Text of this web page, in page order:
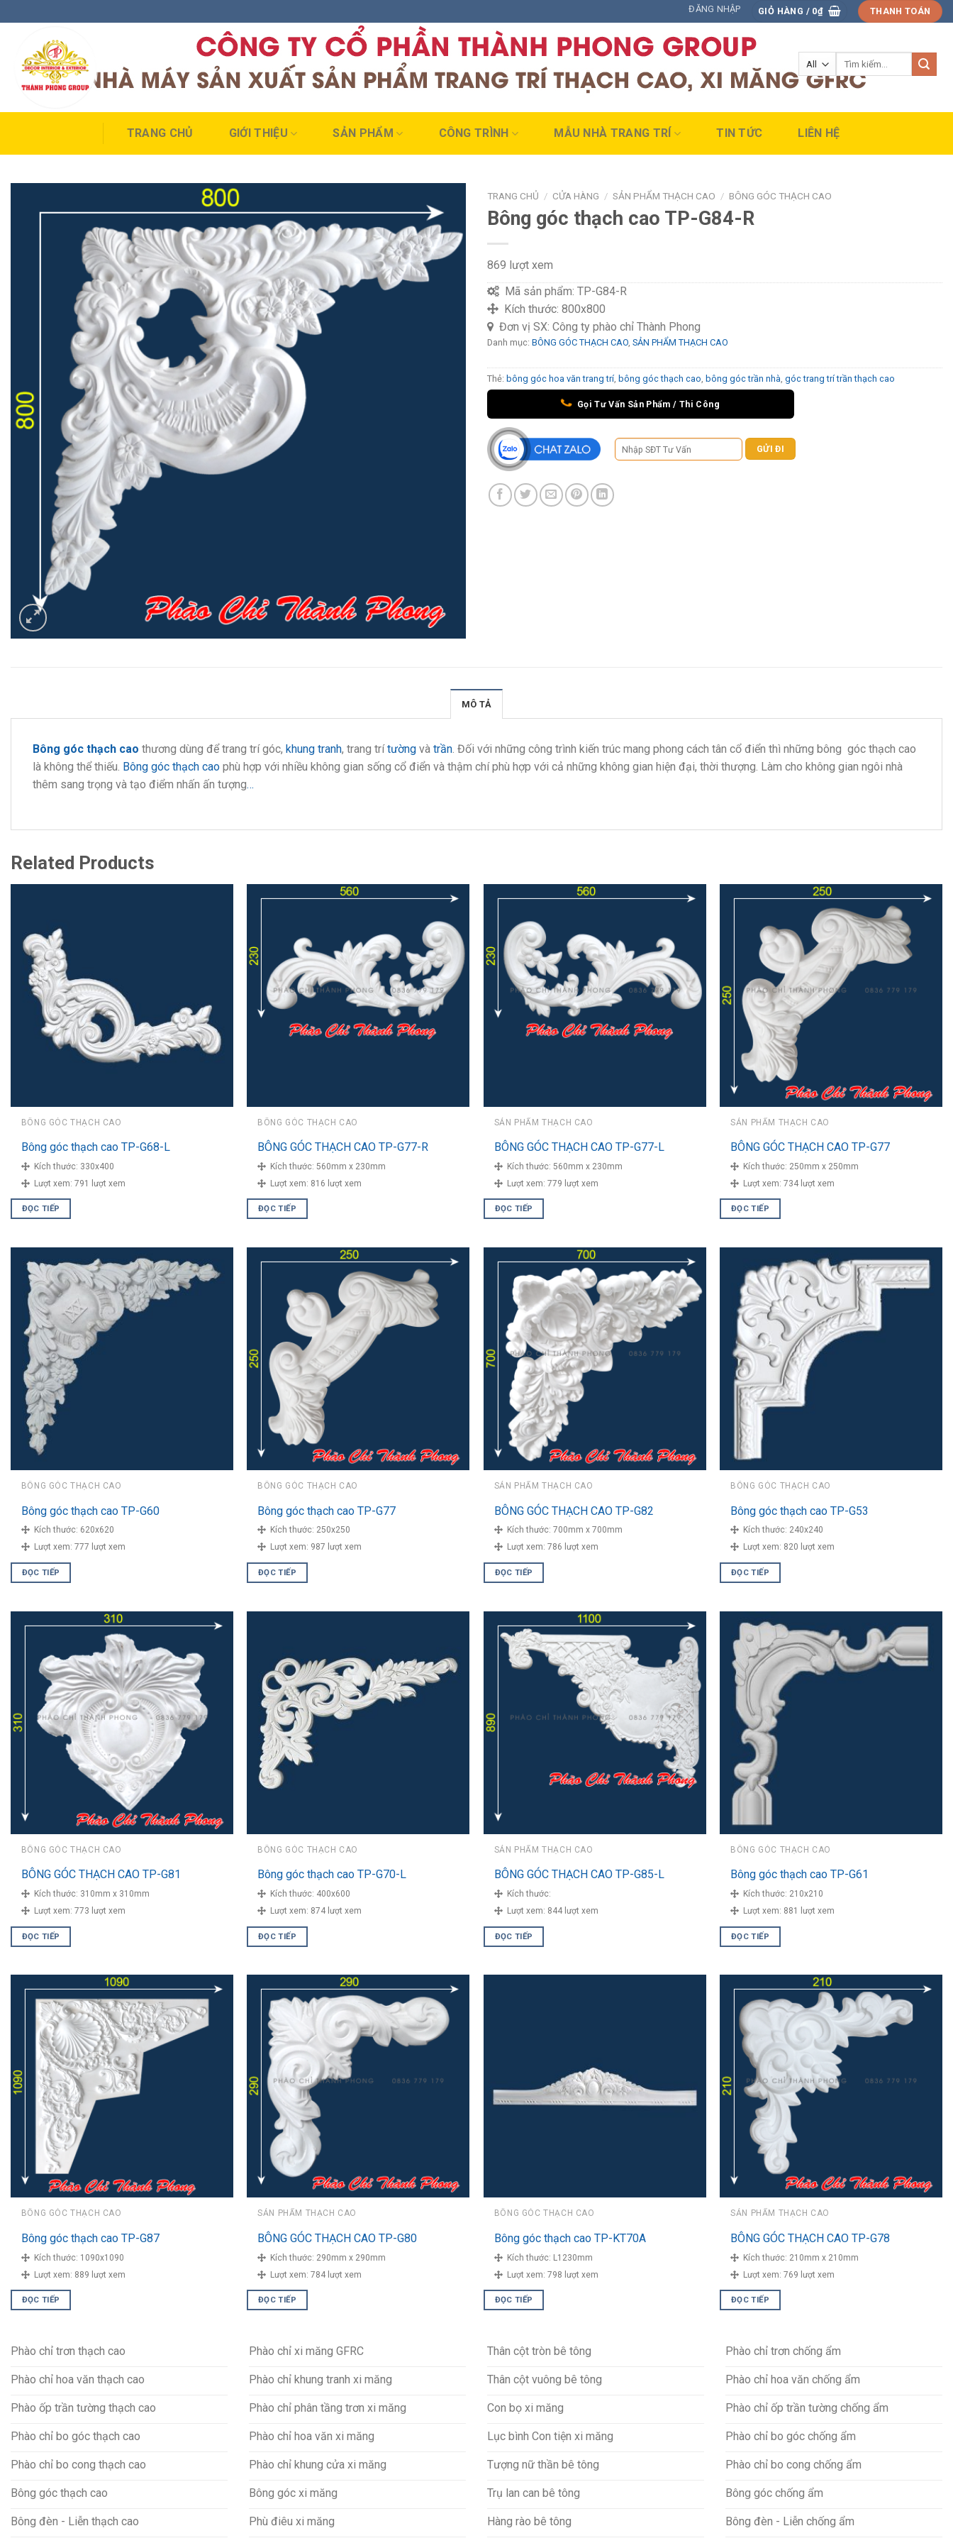
to
ĐĂNG NHẬP GIỎ HÀNG / 0₫ THANH TOÁN
TRANG CHỦ GIỚI THIỆU SẢN PHẨM CÔNG TRÌNH MẪU NHÀ TRANG TRÍ TIN TỨC LIÊN HỆ
TRANG CHỦ / CỬA HÀNG / SẢN PHẨM THẠCH CAO / BÔNG GÓC THẠCH CAO
Bông góc thạch cao TP-G84-R
869 lượt xem
Mã sản phẩm: TP-G84-R
Kích thước: 800x800
Đơn vị SX: Công ty phào chỉ Thành Phong
Danh mục: BÔNG GÓC THẠCH CAO SẢN PHẨM THẠCH CAO
Thẻ: bông góc hoa văn trang trí bông góc thạch cao bông góc trần nhà góc trang trí trần thạch cao
Gọi Tư Vấn Sản Phẩm / Thi Công
MÔ TẢ
Bông góc thạch cao thương dùng để trang trí góc, khung tranh, trang trítường và trần. Đối với những công trình kiến trúc mang phong cách tân cổ điển thì những bông góc thạch cao
là không thể thiếu. Bông góc thạch cao phù hợp với nhiều không gian sống cổ điển và thậm chí phù hợp với cả những không gian hiện đại, thời thượng. Làm cho không gian ngôi nhà
thêm sang trọng và tạo điểm nhấn ấn tượng…
Related Products
BÔNG GÓC THẠCH CAO
Bông góc thạch cao TP-G68-L
Kích thước: 330x400
Lượt xem: 791 lượt xem
ĐỌC TIẾP
BÔNG GÓC THẠCH CAO
BÔNG GÓC THẠCH CAO TP-G77-R
Kích thước:560mm x 230mm
Lượt xem: 816 lượt xem
ĐỌC TIẾP
SẢN PHẨM THẠCH CAO
BÔNG GÓC THẠCH CAO TP-G77-L
Kích thước: 560mm x 230mm
Lượt xem: 779 lượt xem
ĐỌC TIẾP
SẢN PHẨM THẠCH CAO
BÔNG GÓC THẠCH CAO TP-G77
Kích thước: 250mm x 250mm
Lượt xem:734 lượt xem
ĐỌC TIẾP
BÔNG GÓC THẠCH CAO
Bông góc thạch cao TP-G60
Kích thước: 620x620
Lượt xem: 777 lượt xem
ĐỌC TIẾP
BÔNG GÓC THẠCH CAO
Bông góc thạch cao TP-G77
Kích thước: 250x250
Lượt xem: 987 lượt xem
ĐỌC TIẾP
SẢN PHẨM THẠCH CAO
BÔNG GÓC THẠCH CAO TP-G82
Kích thước: 700mm x 700mm
Lượt xem: 786 lượt xem
ĐỌC TIẾP
BÔNG GÓC THẠCH CAO
Bông góc thạch cao TP-G53
Kích thước: 240x240
Lượt xem: 820 lượt xem
ĐỌC TIẾP
BÔNG GÓC THẠCH CAO
BÔNG GÓC THẠCH CAO TP-G81
Kích thước: 310mm x 310mm
Lượt xem: 773 lượt xem
ĐỌC TIẾP
BÔNG GÓC THẠCH CAO
Bông góc thạch cao TP-G70-L
Kích thước: 400x600
Lượt xem: 874 lượt xem
ĐỌC TIẾP
SẢN PHẨM THẠCH CAO
BÔNG GÓC THẠCH CAO TP-G85-L
Kích thước:
Lượt xem: 844 lượt xem
ĐỌC TIẾP
BÔNG GÓC THẠCH CAO
Bông góc thạch cao TP-G61
Kích thước: 210x210
Lượt xem: 881 lượt xem
ĐỌC TIẾP
BÔNG GÓC THẠCH CAO
Bông góc thạch cao TP-G87
Kích thước: 1090x1090
Lượt xem: 889 lượt xem
ĐỌC TIẾP
SẢN PHẨM THẠCH CAO
BÔNG GÓC THẠCH CAO TP-G80
Kích thước: 290mm x 290mm
Lượt xem:784 lượt xem
ĐỌC TIẾP
BÔNG GÓC THẠCH CAO
Bông góc thạch cao TP-KT70A
Kích thước: L1230mm
Lượt xem: 798 lượt xem
ĐỌC TIẾP
SẢN PHẨM THẠCH CAO
BÔNG GÓC THẠCH CAO TP-G78
Kích thước: 210mm x 210mm
Lượt xem:769 lượt xem
ĐỌC TIẾP
Phào chỉ trơn thạch cao
Phào chỉ hoa văn thạch cao
Phào ốp trần tường thạch cao
Phào chỉ bo góc thạch cao
Phào chỉ bo cong thạch cao
Bông góc thạch cao
Bông đèn - Liễn thạch cao
Phào chỉ xi măng GFRC
Phào chỉ khung tranh xi măng
Phào chỉ phân tầng trơn xi măng
Phào chỉ hoa văn xi măng
Phào chỉ khung cửa xi măng
Bông góc xi măng
Phù điêu xi măng
Thân cột tròn bê tông
Thân cột vuông bê tông
Con bọ xi măng
Lục bình Con tiện xi măng
Tượng nữ thần bê tông
Trụ lan can bê tông
Hàng rào bê tông
Phào chỉ trơn chống ẩm
Phào chỉ hoa văn chống ẩm
Phào chỉ ốp trần tường chống ẩm
Phào chỉ bo góc chống ẩm
Phào chỉ bo cong chống ẩm
Bông góc chống ẩm
Bông đèn - Liễn chống ẩm